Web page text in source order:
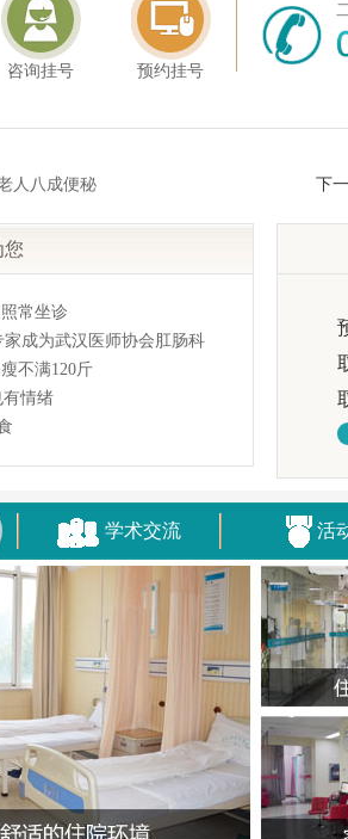
咨询挂号 预约挂号
人八成便秘 下
您
常坐诊
家成为武汉医师协会肛肠科
不满120斤
有情绪
学术交流 活